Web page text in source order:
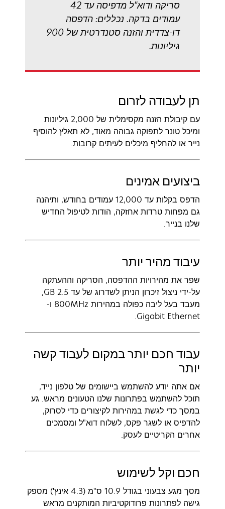
סריקה ודוא"ל מדפיסה עד 42
עמודים בדקה. נכללים: הדפסה
דו-צדדית והזנה סטנדרטית של 900
גיליונות.
תן לעבודה לזרום
עם קיבולת הזנה מקסימלית של 2,000 גיליונות
ומיכל טונר לתפוקה גבוהה מאוד, לא תאלץ להוסיף
נייר או להחליף מיכלים לעיתים קרובות.
ביצועים אמינים
הדפס בקלות עד 12,000 עמודים בחודש, ותיהנה
גם מפחות טרדות אחזקה, הודות לטיפול החדיש
שלנו בנייר.
עיבוד מהיר יותר
שפר את מהירויות ההדפסה, הסריקה וההעתקה
על-ידי ניצול זיכרון הניתן לשדרוג של עד 2.5 GB,
מעבד בעל ליבה כפולה במהירות 800MHz ו-
Gigabit Ethernet.
עבוד חכם יותר במקום לעבוד קשה
יותר
אם אתה יודע להשתמש ביישומים של טלפון נייד,
תוכל להשתמש בפתרונות שלנו הטעונים מראש. גע
במסך כדי לגשת במהירות לקיצורים כדי לסרוק,
להדפיס או לשגר פקס, לשלוח דוא"ל ומסמכים
אחרים הקריטיים לעסק.
חכם וקל לשימוש
מסך מגע צבעוני בגודל 10.9 ס"מ (4.3 אינץ') מספק
גישה לפתרונות פרודוקטיביות המותקנים מראש